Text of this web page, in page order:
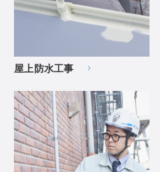
屋上防水工事